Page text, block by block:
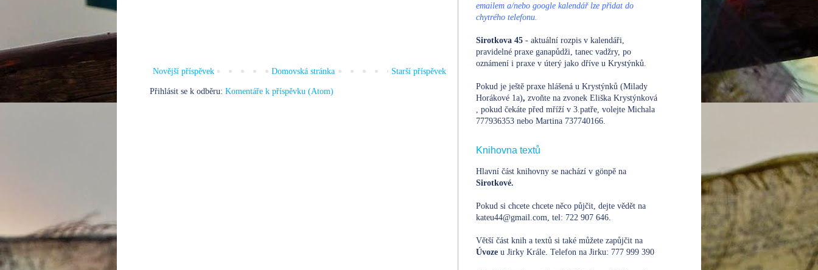
Novější příspěvek Starší příspěvek
Domovská stránka
Přihlásit se k odběru: Komentáře k příspěvku (Atom)
emailem a/nebo google kalendář lze přidat do
chytrého telefonu.
Sirotkova 45 - aktuální rozpis v kalendáři,
pravidelné praxe ganapůdži, tanec vadžry, po
oznámení i praxe v úterý jako dříve u Krystýnků.
Pokud je ještě praxe hlášená u Krystýnků (Milady
Horákové 1a), zvoňte na zvonek Eliška Krystýnková
, pokud čekáte před mříží v 3.patře, volejte Michala
777936353 nebo Martina 737740166.
Knihovna textů
Hlavní část knihovny se nachází v gönpě na
Sirotkové.
Pokud si chcete chcete něco půjčit, dejte vědět na
kateu44@gmail.com, tel: 722 907 646.
Větší část knih a textů si také můžete zapůjčit na
Úvoze u Jirky Krále. Telefon na Jirku: 777 999 390